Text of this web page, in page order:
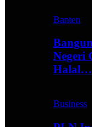
Banten
Negeri
Halal…
Business